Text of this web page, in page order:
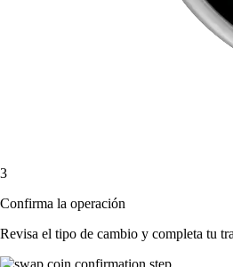
3
Confirma la operación
Revisa el tipo de cambio y completa tu